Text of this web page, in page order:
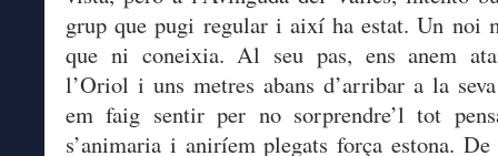
grup que pugi regular i així ha estat. Un noi
que ni coneixia. Al seu pas, ens anem
l’Oriol i uns metres abans d’arribar a la
em faig sentir per no sorprendre’l tot
s’animaria i aniríem plegats força estona.